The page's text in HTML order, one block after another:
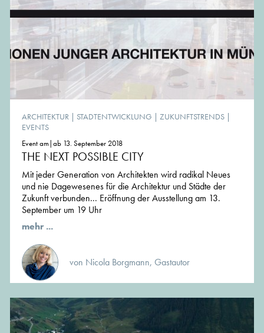
ARCHITEKTUR | STADTENTWICKLUNG | ZUKUNFTSTRENDS |
EVENTS
Event am|ab 13. September 2018
THE NEXT POSSIBLE CITY
Mit jeder Generation von Architekten wird radikal Neues
und nie Dagewesenes für die Architektur und Städte der
Zukunft verbunden... Eröffnung der Ausstellung am 13.
September um 19 Uhr
mehr ...
von Nicola Borgmann, Gastautor